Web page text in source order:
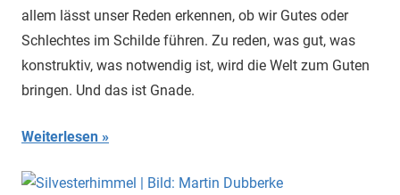
allem lässt unser Reden erkennen, ob wir Gutes oder
Schlechtes im Schilde führen. Zu reden, was gut, was
konstruktiv, was notwendig ist, wird die Welt zum Guten
bringen. Und das ist Gnade.
Weiterlesen